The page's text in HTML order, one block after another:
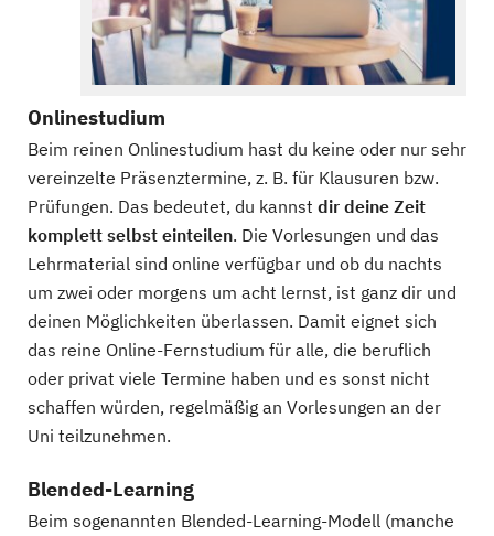
Onlinestudium
Beim reinen Onlinestudium hast du keine oder nur sehr
vereinzelte Präsenztermine, z. B. für Klausuren bzw.
Prüfungen. Das bedeutet, du kannst dir deine Zeit
komplett selbst einteilen. Die Vorlesungen und das
Lehrmaterial sind online verfügbar und ob du nachts
um zwei oder morgens um acht lernst, ist ganz dir und
deinen Möglichkeiten überlassen. Damit eignet sich
das reine Online-Fernstudium für alle, die beruflich
oder privat viele Termine haben und es sonst nicht
schaffen würden, regelmäßig an Vorlesungen an der
Uni teilzunehmen.
Blended-Learning
Beim sogenannten Blended-Learning-Modell (manche